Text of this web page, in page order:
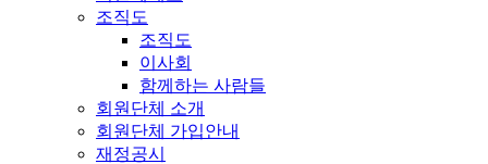
조직도
조직도
이사회
함께하는 사람들
회원단체 소개
회원단체 가입안내
재정공시